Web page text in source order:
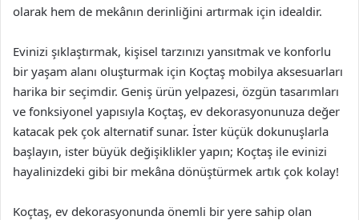
olarak hem de mekânın derinliğini artırmak için idealdir.
Evinizi şıklaştırmak, kişisel tarzınızı yansıtmak ve konforlu
bir yaşam alanı oluşturmak için Koçtaş mobilya aksesuarları
harika bir seçimdir. Geniş ürün yelpazesi, özgün tasarımları
ve fonksiyonel yapısıyla Koçtaş, ev dekorasyonunuza değer
katacak pek çok alternatif sunar. İster küçük dokunuşlarla
başlayın, ister büyük değişiklikler yapın; Koçtaş ile evinizi
hayalinizdeki gibi bir mekâna dönüştürmek artık çok kolay!
Koçtaş, ev dekorasyonunda önemli bir yere sahip olan